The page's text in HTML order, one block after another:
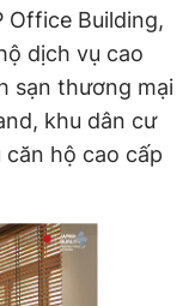
Office Building,
dịch vụ cao
sạn thương mại
khu dân cư
căn hộ cao cấp